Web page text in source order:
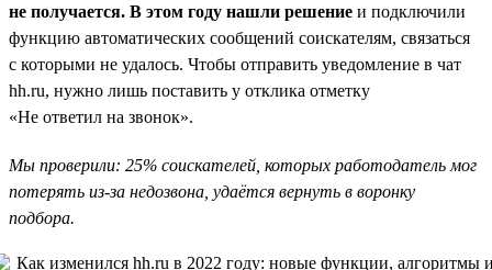
не получается. В этом году нашли решение и подключили
функцию автоматических сообщений соискателям, связаться
с которыми не удалось. Чтобы отправить уведомление в чат
hh.ru, нужно лишь поставить у отклика отметку
«Не ответил на звонок».
Мы проверили: 25% соискателей, которых работодатель мог
потерять из-за недозвона, удаётся вернуть в воронку
подбора.